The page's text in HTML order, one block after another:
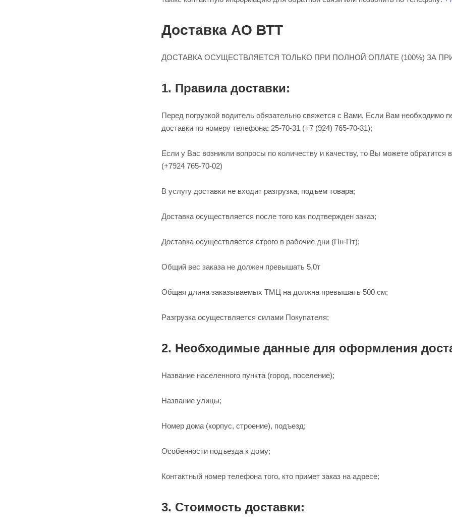
Доставка АО ВТТ
ДОСТАВКА ОСУЩЕСТВЛЯЕТСЯ ТОЛЬКО ПРИ ПОЛНОЙ ОПЛАТЕ (100%) ЗА
1. Правила доставки:
Перед погрузкой водитель обязательно свяжется с Вами. Если Вам необходимо
доставки по номеру телефона: 25-70-31 (+7 (924) 765-70-31);
Если у Вас возникли вопросы по количеству и качеству, то Вы можете
(+7924 765-70-02)
В услугу доставки не входит разгрузка, подъем товара;
Доставка осуществляется после того как подтвержден заказ;
Доставка осуществляется строго в рабочие дни (Пн-Пт);
Общий вес заказа не должен превышать 5,0т
Общая длина заказываемых ТМЦ на должна превышать 500 см;
Разгрузка осуществляется силами Покупателя;
2. Необходимые данные для оформления
Название населенного пункта (город, поселение);
Название улицы;
Номер дома (корпус, строение), подъезд;
Особенности подъезда к дому;
Контактный номер телефона того, кто примет заказ на адресе;
3. Стоимость доставки: